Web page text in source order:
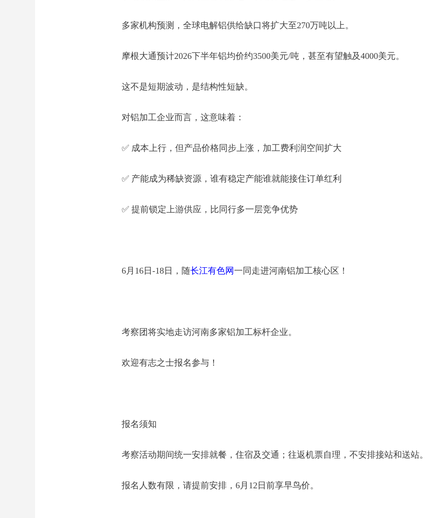
多家机构预测，全球电解铝供给缺口将扩大至270万吨以上。
摩根大通预计2026下半年铝均价约3500美元/吨，甚至有望触及4000美元。
这不是短期波动，是结构性短缺。
对铝加工企业而言，这意味着：
✅ 成本上行，但产品价格同步上涨，加工费利润空间扩大
✅ 产能成为稀缺资源，谁有稳定产能谁就能接住订单红利
✅ 提前锁定上游供应，比同行多一层竞争优势
6月16日-18日，随长江有色网 一同走进河南铝加工核心区！
考察团将实地走访河南多家铝加工标杆企业。
欢迎有志之士报名参与！
报名须知
考察活动期间统一安排就餐，住宿及交通；往返机票自理，不安排接站和送站。
报名人数有限，请提前安排，6月12日前享早鸟价。